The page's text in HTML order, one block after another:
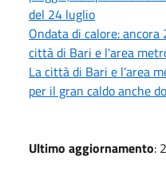
del 24 luglio
Ondata di calore:
città di Bari e l'area
La città di Bari e l’area
per il gran caldo anche
Ultimo aggiornamento: